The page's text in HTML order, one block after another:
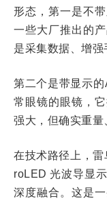
形态，第一是不
一些大厂推出的
是采集数据、增强
第二个是带显示
常眼镜的眼镜，
强大，但确实重量
在技术路径上，雷
roLED 光波导显
深度融合。这是